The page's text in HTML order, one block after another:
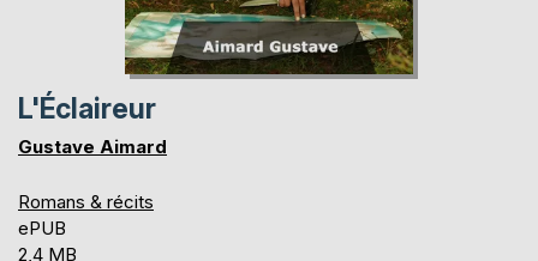
L'Éclaireur
Gustave Aimard
Romans & récits
ePUB
2,4 MB